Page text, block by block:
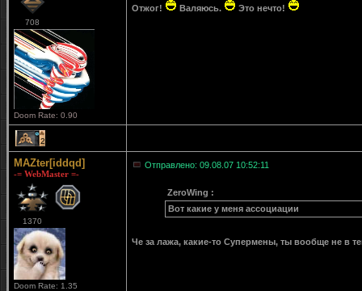
708
Doom Rate: 0.90
Отжог! Валяюсь. Это нечто!
2
MAZter[iddqd]
-= WebMaster =-
1370
Doom Rate: 1.35
Отправлено: 09.08.07 10:52:11
ZeroWing :
Вот какие у меня ассоциации
Че за лажа, какие-то Супермены, ты вообще не в